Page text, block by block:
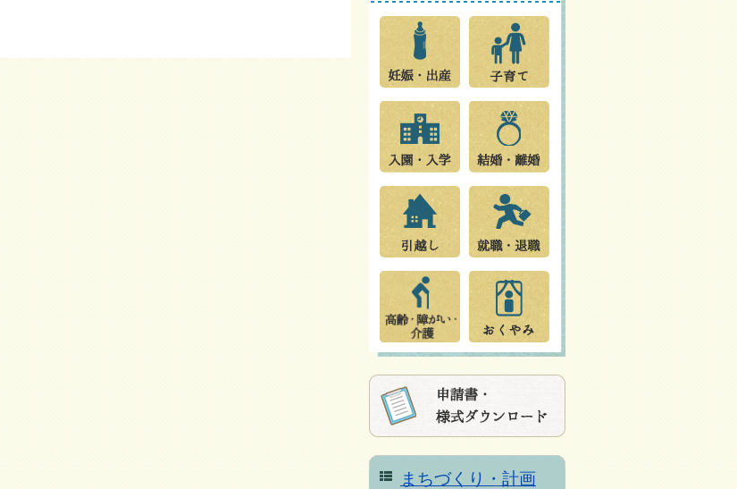
まちづくり・計画